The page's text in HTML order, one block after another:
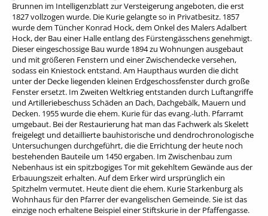
Brunnen im Intelligenzblatt zur Versteigerung angeboten, die erst
1827 vollzogen wurde. Die Kurie gelangte so in Privatbesitz. 1857
wurde dem Tüncher Konrad Hock, dem Onkel des Malers Adalbert
Hock, der Bau einer Halle entlang des Fürstengässchens genehmigt.
Dieser eingeschossige Bau wurde 1894 zu Wohnungen ausgebaut
und mit größeren Fenstern und einer Zwischendecke versehen,
sodass ein Kniestock entstand. Am Haupthaus wurden die dicht
unter der Decke liegenden kleinen Erdgeschossfenster durch große
Fenster ersetzt. Im Zweiten Weltkrieg entstanden durch Luftangriffe
und Artilleriebeschuss Schäden an Dach, Dachgebälk, Mauern und
Decken. 1955 wurde die ehem. Kurie für das evang.-luth. Pfarramt
umgebaut. Bei der Restaurierung hat man das Fachwerk als Skelett
freigelegt und detaillierte bauhistorische und dendrochronologische
Untersuchungen durchgeführt, die die Errichtung der heute noch
bestehenden Bauteile um 1450 ergaben. Im Zwischenbau zum
Nebenhaus ist ein spitzbogiges Tor mit gekehltem Gewände aus der
Erbauungszeit erhalten. Auf dem Erker wird ursprünglich ein
Spitzhelm vermutet. Heute dient die ehem. Kurie Starkenburg als
Wohnhaus für den Pfarrer der evangelischen Gemeinde. Sie ist das
einzige noch erhaltene Beispiel einer Stiftskurie in der Pfaffengasse.